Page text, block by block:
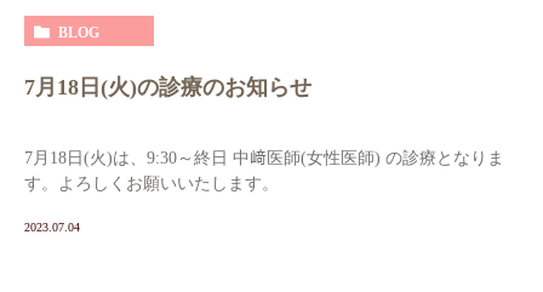
BLOG
7月18日(火)の診療のお知らせ
7月18日(火)は、9:30～終日 中﨑医師(女性医師) の診療となりま
す。よろしくお願いいたします。
2023.07.04